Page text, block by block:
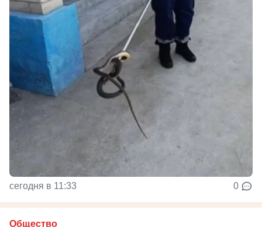
сегодня в 11:33 0
Общество